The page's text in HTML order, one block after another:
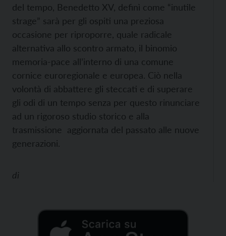
del tempo, Benedetto XV, definì come “inutile
strage” sarà per gli ospiti una preziosa
occasione per riproporre, quale radicale
alternativa allo scontro armato, il binomio
memoria-pace all’interno di una comune
cornice euroregionale e europea. Ciò nella
volontà di abbattere gli steccati e di superare
gli odi di un tempo senza per questo rinunciare
ad un rigoroso studio storico e alla
trasmissione aggiornata del passato alle nuove
generazioni.
di